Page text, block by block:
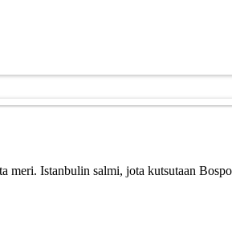
Istanbulin salmi, jota kutsutaan